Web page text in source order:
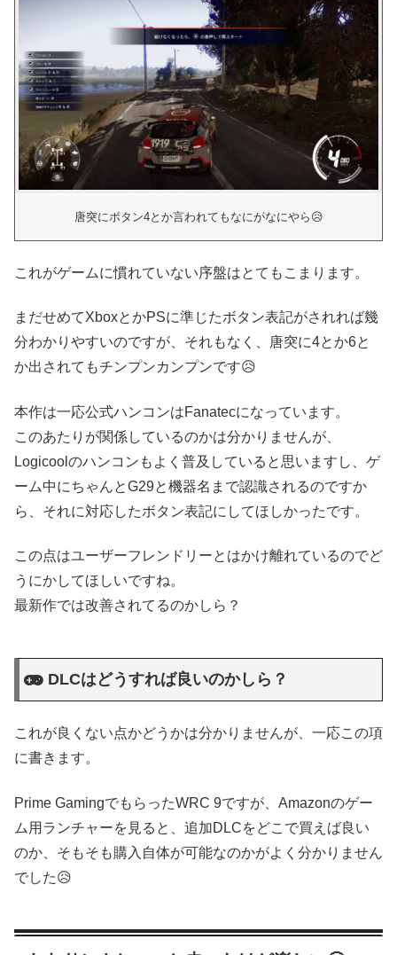
唐突にボタン4とか言われてもなにがなにやら😥
これがゲームに慣れていない序盤はとてもこまります。
まだせめてXboxとかPSに準じたボタン表記がされれば幾
分わかりやすいのですが、それもなく、唐突に4とか6と
か出されてもチンプンカンプンです😥
本作は一応公式ハンコンはFanatecになっています。
このあたりが関係しているのかは分かりませんが、
Logicoolのハンコンもよく普及していると思いますし、ゲ
ーム中にちゃんとG29と機器名まで認識されるのですか
ら、それに対応したボタン表記にしてほしかったです。
この点はユーザーフレンドリーとはかけ離れているのでど
うにかしてほしいですね。
最新作では改善されてるのかしら？
DLCはどうすれば良いのかしら？
これが良くない点かどうかは分かりませんが、一応この項
に書きます。
Prime GamingでもらったWRC 9ですが、Amazonのゲー
ム用ランチャーを見ると、追加DLCをどこで買えば良い
のか、そもそも購入自体が可能なのかがよく分かりません
でした😥